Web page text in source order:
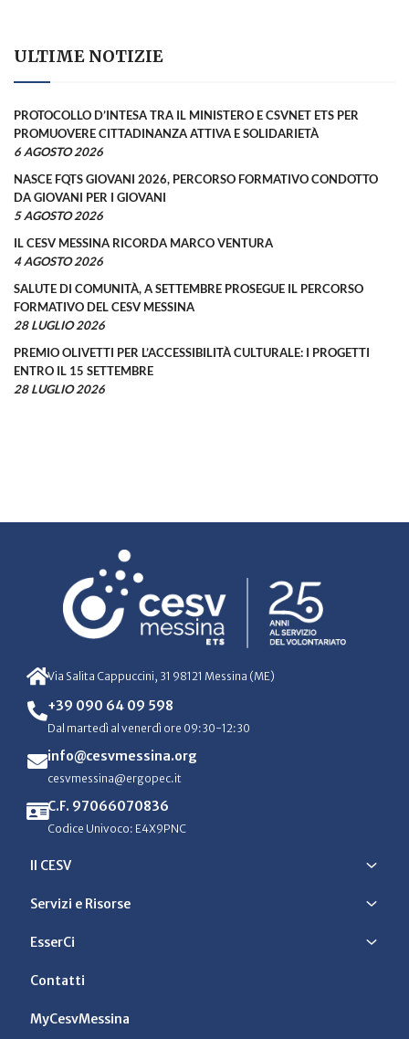
ULTIME NOTIZIE
PROTOCOLLO D’INTESA TRA IL MINISTERO E CSVNET ETS PER
PROMUOVERE CITTADINANZA ATTIVA E SOLIDARIETÀ
6 AGOSTO 2026
NASCE FQTS GIOVANI 2026, PERCORSO FORMATIVO CONDOTTO
DA GIOVANI PER I GIOVANI
5 AGOSTO 2026
IL CESV MESSINA RICORDA MARCO VENTURA
4 AGOSTO 2026
SALUTE DI COMUNITÀ, A SETTEMBRE PROSEGUE IL PERCORSO
FORMATIVO DEL CESV MESSINA
28 LUGLIO 2026
PREMIO OLIVETTI PER L’ACCESSIBILITÀ CULTURALE: I PROGETTI
ENTRO IL 15 SETTEMBRE
28 LUGLIO 2026
Via Salita Cappuccini, 31 98121 Messina (ME)
+39 090 64 09 598
Dal martedì al venerdì ore 09:30-12:30
info@cesvmessina.org
cesvmessina@ergopec.it
C.F. 97066070836
Codice Univoco: E4X9PNC
Il CESV
Servizi e Risorse
EsserCi
Contatti
MyCesvMessina